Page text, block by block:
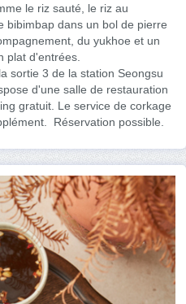
le riz sauté, le riz au
bibimbap dans un bol de pierre
du yukhoe et un
plat d'entrées.
sortie 3 de la station Seongsu
d'une salle de restauration
gratuit. Le service de corkage
Réservation possible.